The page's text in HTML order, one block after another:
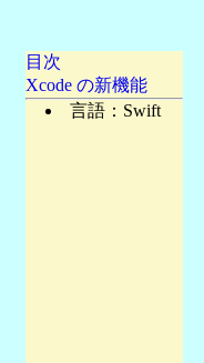
目次
Xcode の新機能
言語：Swift